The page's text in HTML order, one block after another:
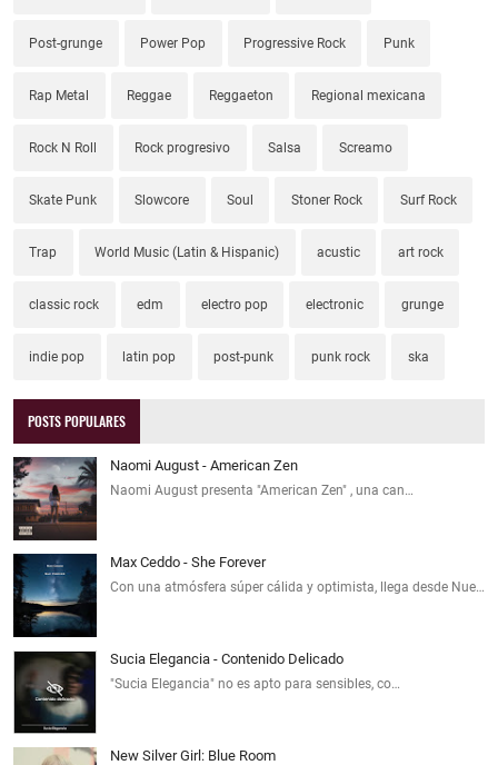
Post-grunge Power Pop Progressive Rock Punk
Rap Metal Reggae Reggaeton Regional mexicana
Rock N Roll Rock progresivo Salsa Screamo
Skate Punk Slowcore Soul Stoner Rock Surf Rock
Trap World Music (Latin & Hispanic) acustic art rock
classic rock edm electro pop electronic grunge
indie pop latin pop post-punk punk rock ska
POSTS POPULARES
Naomi August - American Zen
Naomi August presenta "American Zen" , una can…
Max Ceddo - She Forever
Con una atmósfera súper cálida y optimista, llega desde Nue…
Sucia Elegancia - Contenido Delicado
"Sucia Elegancia" no es apto para sensibles, co…
New Silver Girl: Blue Room